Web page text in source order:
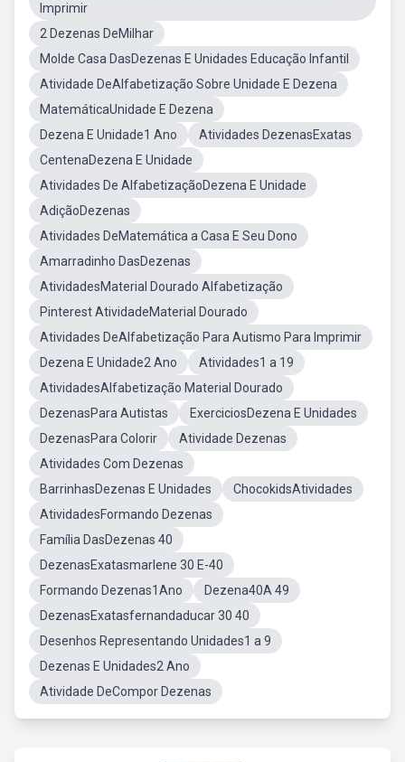
Imprimir
2 Dezenas DeMilhar
Molde Casa DasDezenas E Unidades Educação Infantil
Atividade DeAlfabetização Sobre Unidade E Dezena
MatemáticaUnidade E Dezena
Dezena E Unidade1 Ano
Atividades DezenasExatas
CentenaDezena E Unidade
Atividades De AlfabetizaçãoDezena E Unidade
AdiçãoDezenas
Atividades DeMatemática a Casa E Seu Dono
Amarradinho DasDezenas
AtividadesMaterial Dourado Alfabetização
Pinterest AtividadeMaterial Dourado
Atividades DeAlfabetização Para Autismo Para Imprimir
Dezena E Unidade2 Ano
Atividades1 a 19
AtividadesAlfabetização Material Dourado
DezenasPara Autistas
ExerciciosDezena E Unidades
DezenasPara Colorir
Atividade Dezenas
Atividades Com Dezenas
BarrinhasDezenas E Unidades
ChocokidsAtividades
AtividadesFormando Dezenas
Família DasDezenas 40
DezenasExatasmarlene 30 E-40
Formando Dezenas1Ano
Dezena40A 49
DezenasExatasfernandaducar 30 40
Desenhos Representando Unidades1 a 9
Dezenas E Unidades2 Ano
Atividade DeCompor Dezenas